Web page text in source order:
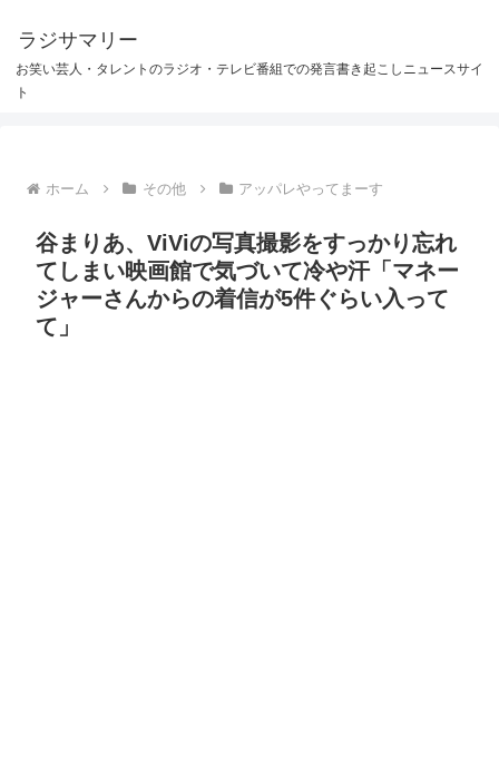
ラジサマリー
お笑い芸人・タレントのラジオ・テレビ番組での発言書き起こしニュースサイ
ト
ホーム その他 アッパレやってまーす
谷まりあ、ViViの写真撮影をすっかり忘れ
てしまい映画館で気づいて冷や汗「マネー
ジャーさんからの着信が5件ぐらい入って
て」